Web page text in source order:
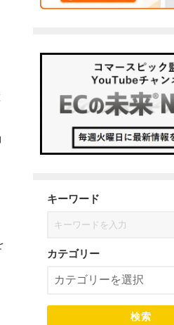
キーワード
カテゴリー
検索